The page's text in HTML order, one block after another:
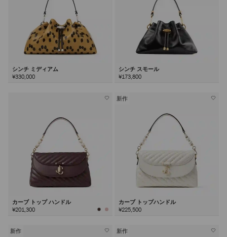
シンチ ミディアム
¥330,000
シンチ スモール
¥173,800
カーブ トップ ハンドル
¥201,300
新作
カーブ トップハンドル
¥225,500
新作 新作